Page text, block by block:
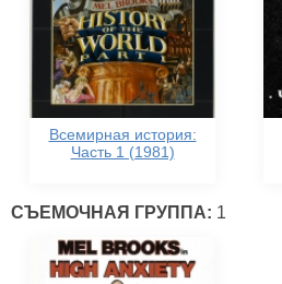
Всемирная история:
Часть 1 (1981)
СЪЕМОЧНАЯ ГРУППА: 1